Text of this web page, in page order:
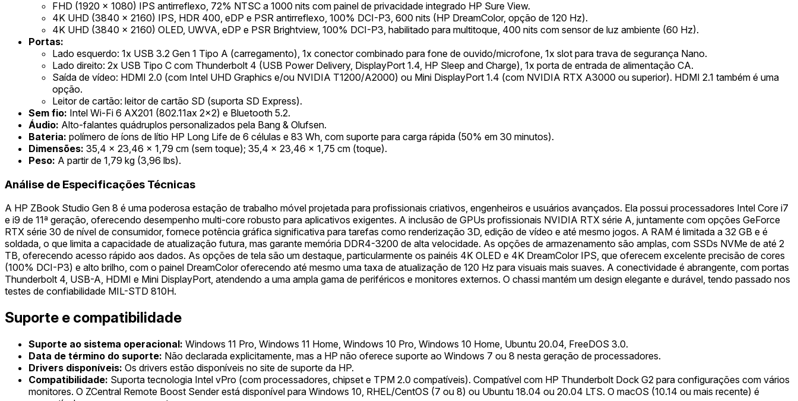
FHD (1920 x 1080) IPS antirreflexo, 72% NTSC a 1000 nits com painel de privacidade integrado HP Sure View.
4K UHD (3840 x 2160) IPS, HDR 400, eDP e PSR antirreflexo, 100% DCI-P3, 600 nits (HP DreamColor, opção de 120 Hz).
4K UHD (3840 x 2160) OLED, UWVA, eDP e PSR Brightview, 100% DCI-P3, habilitado para multitoque, 400 nits com sensor de luz ambiente (60 Hz).
Portas:
Lado esquerdo: 1x USB 3.2 Gen 1 Tipo A (carregamento), 1x conector combinado para fone de ouvido/microfone, 1x slot para trava de segurança Nano.
Lado direito: 2x USB Tipo C com Thunderbolt 4 (USB Power Delivery, DisplayPort 1.4, HP Sleep and Charge), 1x porta de entrada de alimentação CA.
Saída de vídeo: HDMI 2.0 (com Intel UHD Graphics e/ou NVIDIA T1200/A2000) ou Mini DisplayPort 1.4 (com NVIDIA RTX A3000 ou superior). HDMI 2.1 também é uma
opção.
Leitor de cartão: leitor de cartão SD (suporta SD Express).
Sem fio: Intel Wi-Fi 6 AX201 (802.11ax 2x2) e Bluetooth 5.2.
Áudio: Alto-falantes quádruplos personalizados pela Bang & Olufsen.
Bateria: polímero de íons de lítio HP Long Life de 6 células e 83 Wh, com suporte para carga rápida (50% em 30 minutos).
Dimensões: 35,4 x 23,46 x 1,79 cm (sem toque); 35,4 x 23,46 x 1,75 cm (toque).
Peso: A partir de 1,79 kg (3,96 lbs).
Análise de Especificações Técnicas
A HP ZBook Studio Gen 8 é uma poderosa estação de trabalho móvel projetada para profissionais criativos, engenheiros e usuários avançados. Ela possui processadores Intel Core i7
e i9 de 11ª geração, oferecendo desempenho multi-core robusto para aplicativos exigentes. A inclusão de GPUs profissionais NVIDIA RTX série A, juntamente com opções GeForce
RTX série 30 de nível de consumidor, fornece potência gráfica significativa para tarefas como renderização 3D, edição de vídeo e até mesmo jogos. A RAM é limitada a 32 GB e é
soldada, o que limita a capacidade de atualização futura, mas garante memória DDR4-3200 de alta velocidade. As opções de armazenamento são amplas, com SSDs NVMe de até 2
TB, oferecendo acesso rápido aos dados. As opções de tela são um destaque, particularmente os painéis 4K OLED e 4K DreamColor IPS, que oferecem excelente precisão de cores
(100% DCI-P3) e alto brilho, com o painel DreamColor oferecendo até mesmo uma taxa de atualização de 120 Hz para visuais mais suaves. A conectividade é abrangente, com portas
Thunderbolt 4, USB-A, HDMI e Mini DisplayPort, atendendo a uma ampla gama de periféricos e monitores externos. O chassi mantém um design elegante e durável, tendo passado nos
testes de confiabilidade MIL-STD 810H.
Suporte e compatibilidade
Suporte ao sistema operacional: Windows 11 Pro, Windows 11 Home, Windows 10 Pro, Windows 10 Home, Ubuntu 20.04, FreeDOS 3.0.
Data de término do suporte: Não declarada explicitamente, mas a HP não oferece suporte ao Windows 7 ou 8 nesta geração de processadores.
Drivers disponíveis: Os drivers estão disponíveis no site de suporte da HP.
Compatibilidade: Suporta tecnologia Intel vPro (com processadores, chipset e TPM 2.0 compatíveis). Compatível com HP Thunderbolt Dock G2 para configurações com vários
monitores. O ZCentral Remote Boost Sender está disponível para Windows 10, RHEL/CentOS (7 ou 8) ou Ubuntu 18.04 ou 20.04 LTS. O macOS (10.14 ou mais recente) é